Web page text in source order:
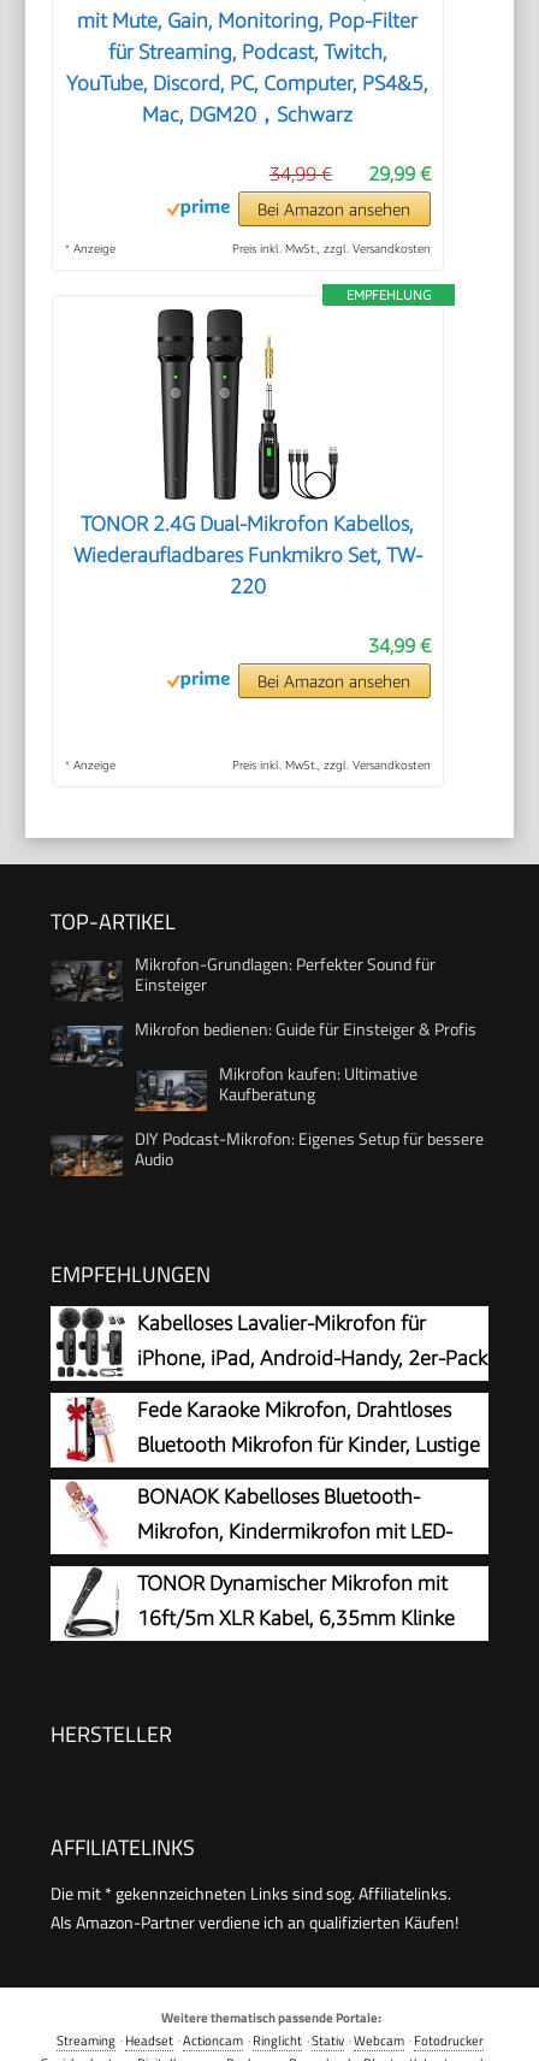
mit Mute, Gain, Monitoring, Pop-Filter
für Streaming, Podcast, Twitch,
YouTube, Discord, PC, Computer, PS4&5,
Mac, DGM20，Schwarz
29,99 €
34,99 €
Bei Amazon ansehen
* Anzeige Preis inkl. MwSt., zzgl. Versandkosten
EMPFEHLUNG
TONOR 2.4G Dual-Mikrofon Kabellos,
Wiederaufladbares Funkmikro Set, TW-
220
34,99 €
Bei Amazon ansehen
* Anzeige Preis inkl. MwSt., zzgl. Versandkosten
TOP-ARTIKEL
Mikrofon-Grundlagen: Perfekter Sound für
Einsteiger
Mikrofon bedienen: Guide für Einsteiger & Profis
Mikrofon kaufen: Ultimative
Kaufberatung
DIY Podcast-Mikrofon: Eigenes Setup für bessere
Audio
EMPFEHLUNGEN
Kabelloses Lavalier-Mikrofon für
iPhone, iPad, Android-Handy, 2er-Pack
Mini-Mikrofon mit
Rauschunterdrückung, Auto-Pairing und
Stummschaltung und Reverb für Vlogging,
Videoaufnahmen, TikTok, YouTube
Fede Karaoke Mikrofon, Drahtloses
Bluetooth Mikrofon für Kinder, Lustige
Geschenke Spielzeug für Teenager
Mädchen Jungen, Tragbares KTV Lautsprecher
Recorder für Smartphone PC
BONAOK Kabelloses Bluetooth-
Mikrofon, Kindermikrofon mit LED-
Lichtern, Mini-Karaoke-Maschine für
Party/Zuhause/Geburtstag, kompatibel mit
Bluetooth iOS Android (Rosa)
TONOR Dynamischer Mikrofon mit
16ft/5m XLR Kabel, 6,35mm Klinke
Studio, KTV & Heimgebrauch Audio
HERSTELLER
AFFILIATELINKS
Die mit * gekennzeichneten Links sind sog. Affiliatelinks.
Als Amazon-Partner verdiene ich an qualifizierten Käufen!
Weitere thematisch passende Portale:
Streaming·Headset·Actioncam·Ringlicht·Stativ·Webcam·Fotodrucker